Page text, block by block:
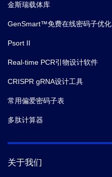
金斯瑞载体库
GenSmart™免费在线密码子优化
Psort II
Real-time PCR引物设计软件
CRISPR gRNA设计工具
常用偏爱密码子表
多肽计算器
关于我们